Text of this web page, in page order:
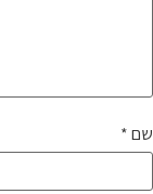
שם*